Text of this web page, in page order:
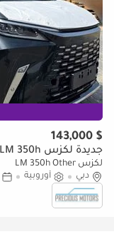
$ 143,000
جديدة لكزس LM 350h
لكزس LM 350h Other
دبي
أوروبية